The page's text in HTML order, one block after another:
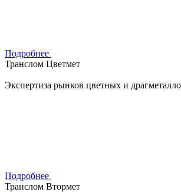
Подробнее
Транслом Цветмет
Экспертиза рынков цветных и
Подробнее
Транслом Втормет